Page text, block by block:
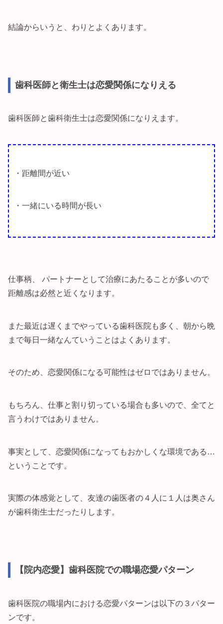
結論からいうと、わりとよくあります。
歯科医師と衛生士は恋愛関係になりえる
歯科医師と歯科衛生士は恋愛関係になりえます。
・距離間が近い
・一緒にいる時間が長い
仕事柄、 パートナーとして治療にあたることが多いので
距離感は必然と近くなります。
また最近は遅くまでやっている歯科医院も多く、朝から晩
まで毎日一緒なんていうことはよくあります。
そのため、恋愛関係になる可能性はゼロではありません。
もちろん、仕事と割り切っている場合も多いので、全てと
言うわけではありません。
事実として、恋愛関係になってもおかしくな環境である…
ということです。
実際の体感覚として、友達の歯医者の４人に１人は奥さん
が歯科衛生士だったりします。
【院内恋愛】歯科医院での職場恋愛パターン
歯科医院の職場内における恋愛パターンは以下の３パター
ンです。